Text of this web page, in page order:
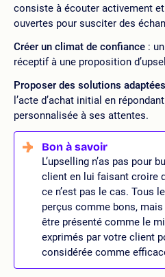
consiste à écouter activement
ouvertes pour susciter des
Créer un climat de confiance :
réceptif à une proposition
Proposer des solutions adaptées
l’acte d’achat initial en
personnalisée à ses attentes.
L’upselling n’as pas pour
client en lui faisant croire
ce n’est pas le cas. Tous
perçus comme bons,
être présenté comme le
exprimés par votre client
considérée comme